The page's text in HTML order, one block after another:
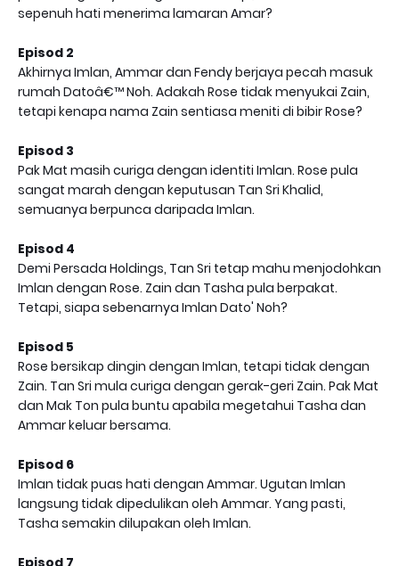
sepenuh hati menerima lamaran Amar?
Episod 2
Akhirnya Imlan, Ammar dan Fendy berjaya pecah masuk
rumah Datoâ€™ Noh. Adakah Rose tidak menyukai Zain,
tetapi kenapa nama Zain sentiasa meniti di bibir Rose?
Episod 3
Pak Mat masih curiga dengan identiti Imlan. Rose pula
sangat marah dengan keputusan Tan Sri Khalid,
semuanya berpunca daripada Imlan.
Episod 4
Demi Persada Holdings, Tan Sri tetap mahu menjodohkan
Imlan dengan Rose. Zain dan Tasha pula berpakat.
Tetapi, siapa sebenarnya Imlan Dato' Noh?
Episod 5
Rose bersikap dingin dengan Imlan, tetapi tidak dengan
Zain. Tan Sri mula curiga dengan gerak-geri Zain. Pak Mat
dan Mak Ton pula buntu apabila megetahui Tasha dan
Ammar keluar bersama.
Episod 6
Imlan tidak puas hati dengan Ammar. Ugutan Imlan
langsung tidak dipedulikan oleh Ammar. Yang pasti,
Tasha semakin dilupakan oleh Imlan.
Episod 7